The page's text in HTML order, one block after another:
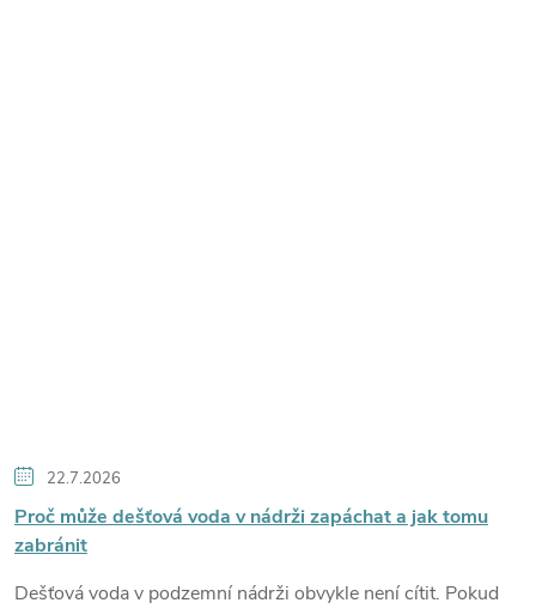
22.7.2026
Proč může dešťová voda v nádrži zapáchat a jak tomu
zabránit
Dešťová voda v podzemní nádrži obvykle není cítit. Pokud